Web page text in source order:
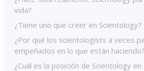
vida?
¿Tiene uno que creer en Scientology?
¿Por qué los scientologists a veces
empeñados en lo que están haciendo?
¿Cuál es la posición de Scientology